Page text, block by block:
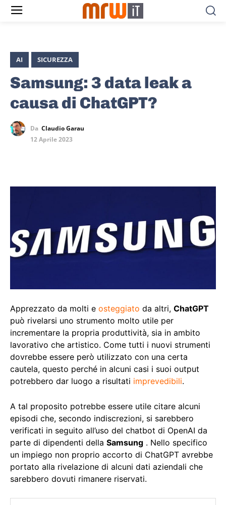
AI SICUREZZA
Samsung: 3 data leak a
causa di ChatGPT?
Da Claudio Garau
12 Aprile 2023
Apprezzato da molti e osteggiato da altri, ChatGPT
può rivelarsi uno strumento molto utile per
incrementare la propria produttività, sia in ambito
lavorativo che artistico. Come tutti i nuovi strumenti
dovrebbe essere però utilizzato con una certa
cautela, questo perché in alcuni casi i suoi output
potrebbero dar luogo a risultati imprevedibili.
A tal proposito potrebbe essere utile citare alcuni
episodi che, secondo indiscrezioni, si sarebbero
verificati in seguito all’uso del chatbot di OpenAI da
parte di dipendenti della Samsung . Nello specifico
un impiego non proprio accorto di ChatGPT avrebbe
portato alla rivelazione di alcuni dati aziendali che
sarebbero dovuti rimanere riservati.